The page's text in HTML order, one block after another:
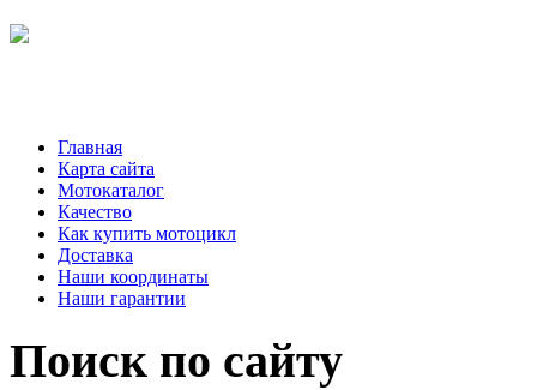
Главная
Карта сайта
Мотокаталог
Качество
Как купить мотоцикл
Доставка
Наши координаты
Наши гарантии
Поиск по сайту